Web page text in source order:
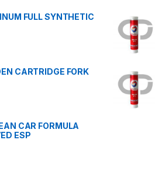
FULL SYNTHETIC
CARTRIDGE FORK
CAR FORMULA
ESP